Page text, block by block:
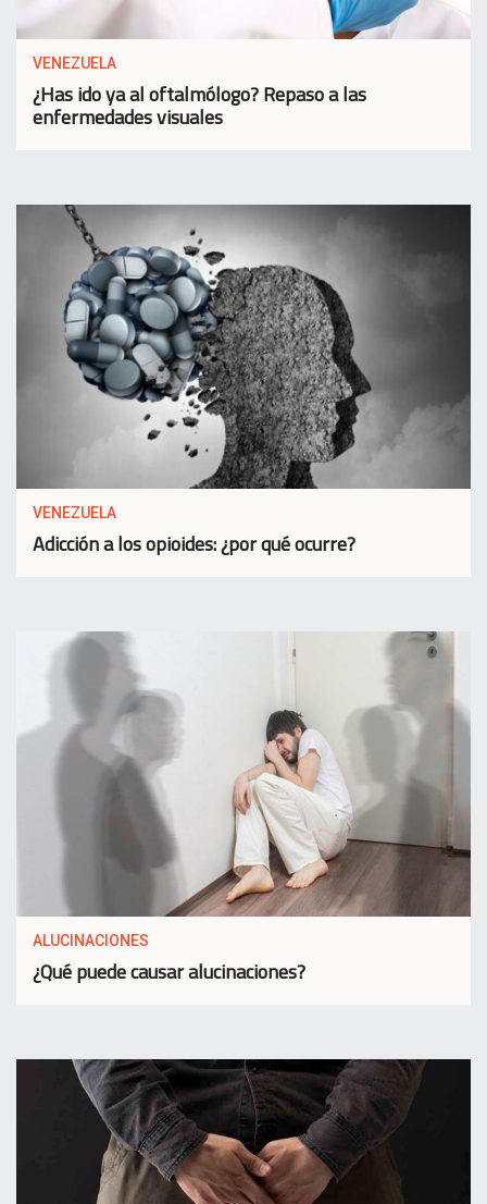
VENEZUELA
¿Has ido ya al oftalmólogo? Repaso a las
enfermedades visuales
VENEZUELA
Adicción a los opioides: ¿por qué ocurre?
ALUCINACIONES
¿Qué puede causar alucinaciones?